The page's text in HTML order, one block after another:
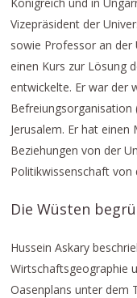
Vizepräsident der
sowie Professor an der
einen Kurs zur Lösung
entwickelte. Er war der
Befreiungsorganisation
Jerusalem. Er hat
Beziehungen von der
Politikwissenschaft von
Die Wüsten
Hussein Askary
Wirtschaftsgeographie
Oasenplans unter dem